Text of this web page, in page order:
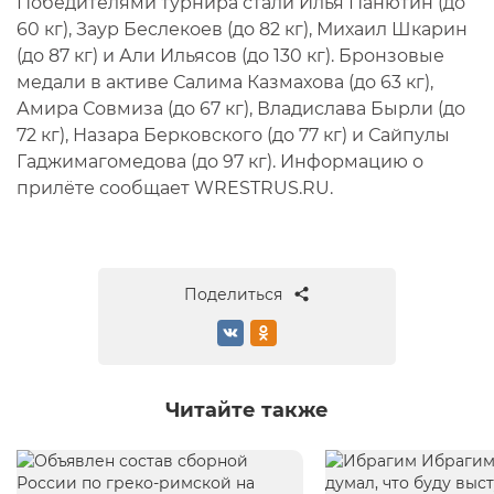
60 кг), Заур Беслекоев (до 82 кг), Михаил Шкарин
(до 87 кг) и Али Ильясов (до 130 кг). Бронзовые
медали в активе Салима Казмахова (до 63 кг),
Амира Совмиза (до 67 кг), Владислава Бырли (до
72 кг), Назара Берковского (до 77 кг) и Сайпулы
Гаджимагомедова (до 97 кг). Информацию о
прилёте сообщает WRESTRUS.RU.
Поделиться
Читайте также